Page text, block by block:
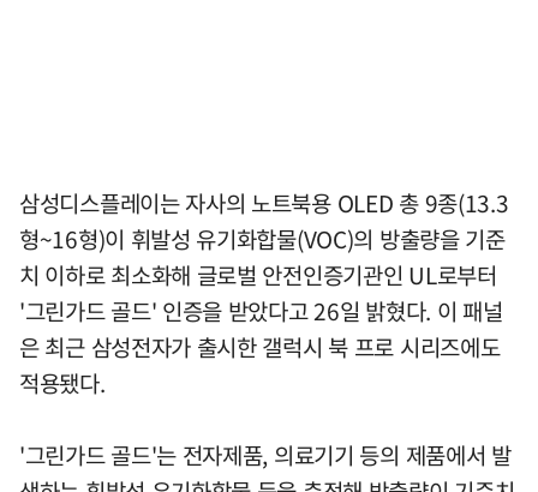
삼성디스플레이는 자사의 노트북용 OLED 총 9종(13.3
형~16형)이 휘발성 유기화합물(VOC)의 방출량을 기준
치 이하로 최소화해 글로벌 안전인증기관인 UL로부터
'그린가드 골드' 인증을 받았다고 26일 밝혔다. 이 패널
은 최근 삼성전자가 출시한 갤럭시 북 프로 시리즈에도
적용됐다.
'그린가드 골드'는 전자제품, 의료기기 등의 제품에서 발